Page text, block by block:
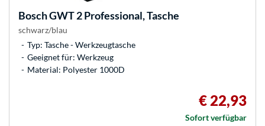
BoschGWT 2 Professional, Tasche
schwarz/blau
Typ: Tasche - Werkzeugtasche
Geeignet für: Werkzeug
Material: Polyester 1000D
€ 22,93
Sofort verfügbar